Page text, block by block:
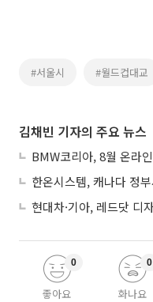
#서울시 #월드컵대교
김채빈 기자의 주요 뉴스
좋아요
0
화나요
0